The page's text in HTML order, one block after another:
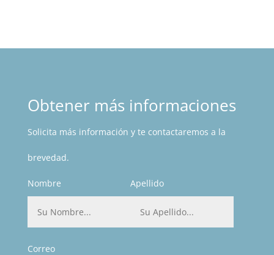
Obtener más informaciones
Solicita más información y te contactaremos a la
brevedad.
Nombre Apellido
Correo